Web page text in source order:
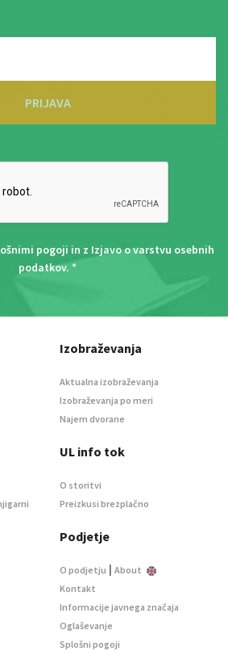
PRIJAVA
pogoji in z Izjavo o varstvu osebnih
podatkov. *
Izobraževanja
Aktualna izobraževanja
Izobraževanja po meri
Najem dvorane
UL info tok
O storitvi
Preizkusi brezplačno
Podjetje
O podjetju | About
Kontakt
Informacije javnega značaja
Oglaševanje
Splošni pogoji